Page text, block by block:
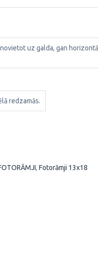
uz galda, gan
redzamās.
, Fotorāmji 13x18